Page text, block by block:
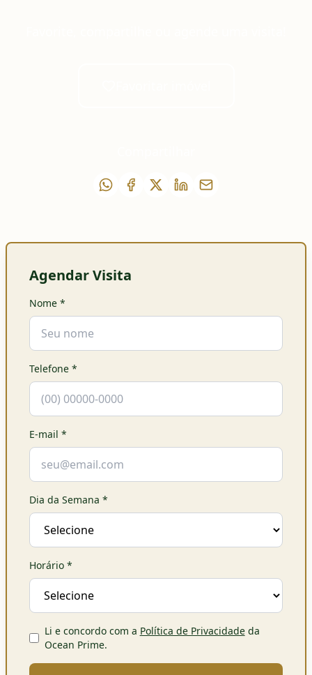
Agendar Visita
Nome *
Telefone *
E-mail *
Dia da Semana *
Horário *
Li e concordo com a Política de Privacidadeda
Ocean Prime.